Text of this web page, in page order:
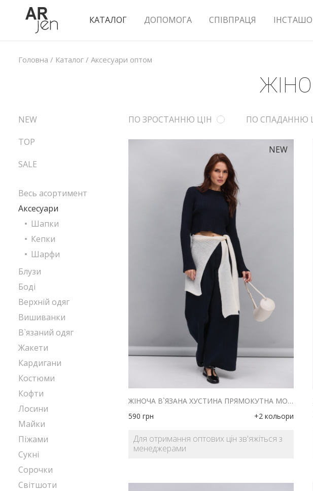
КАТАЛОГ ДОПОМОГА СПІВПРАЦЯ
Головна / Каталог / Аксесуари оптом
ПО ЗРОСТАННЮ ЦІН ПО СПАДАННЮ
NEW
ЖІНОЧА В`ЯЗАНА ХУСТИНА ПРЯМОКУТНА МОЛОЧНОГО КОЛЬОРУ
590 грн +2 кольори
Для отримання оптових цін зв'яжіться з
менеджерами
NEW
TOP
SALE
Весь асортимент
Аксесуари
Шапки
Кепки
Шарфи
Блузи
Боді
Верхній одяг
Вишиванки
В`язаний одяг
Жакети
Кардигани
Костюми
Кофти
Лосини
Майки
Піжами
Сукні
Сорочки
Світшоти